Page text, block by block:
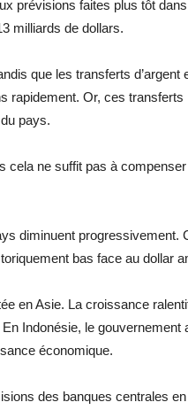
prévisions faites plus tôt dans
milliards de dollars.
que les transferts d’argent
rapidement. Or, ces transferts
pays.
cela ne suffit pas à compenser
diminuent progressivement.
bas face au dollar
en Asie. La croissance
Indonésie, le gouvernement
économique.
des banques centrales